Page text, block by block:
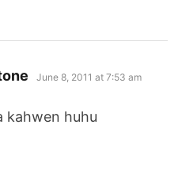
says:
June 8, 2011 at 7:53 am
kahwen huhu